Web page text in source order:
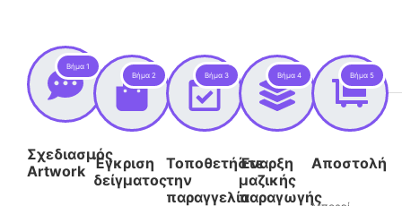
Βήμα 1
Σχεδιασμός
Artwork
Βήμα 2
Έγκριση
δείγματος
Βήμα 3
Τοποθετήστε
την
παραγγελία
Βήμα 4
Έναρξη
μαζικής
παραγωγής
Βήμα 5
Αποστολή